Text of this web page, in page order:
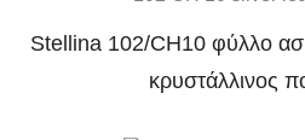
Stellina 102/CH10 φύλλο
κρυστάλλινος